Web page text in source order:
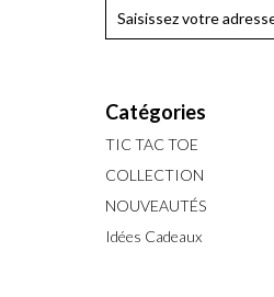
Catégories
TIC TAC TOE
COLLECTION
NOUVEAUTÉS
Idées Cadeaux